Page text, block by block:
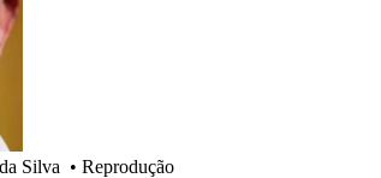
Silva • Reprodução